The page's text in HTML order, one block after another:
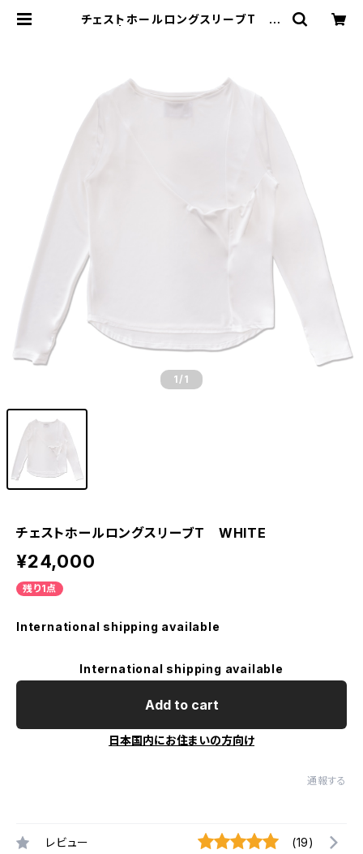
チェストホールロングスリーブT W
1 /1
チェストホールロングスリーブT WHITE
¥24,000
残り1点
International shipping available
International shipping available
Add to cart
日本国内にお住まいの方向け
通報する
レビュー (19)